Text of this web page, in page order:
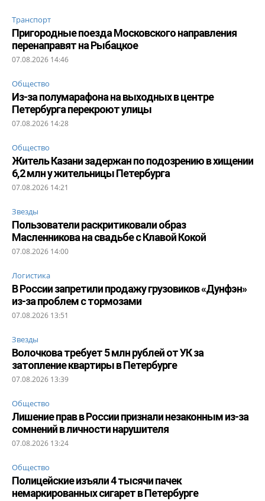
Транспорт
Пригородные поезда Московского направления
перенаправят на Рыбацкое
07.08.2026 14:46
Общество
Из-за полумарафона на выходных в центре
Петербурга перекроют улицы
07.08.2026 14:28
Общество
Житель Казани задержан по подозрению в хищении
6,2 млн у жительницы Петербурга
07.08.2026 14:21
Звезды
Пользователи раскритиковали образ
Масленникова на свадьбе с Клавой Кокой
07.08.2026 14:00
Логистика
В России запретили продажу грузовиков «Дунфэн»
из-за проблем с тормозами
07.08.2026 13:51
Звезды
Волочкова требует 5 млн рублей от УК за
затопление квартиры в Петербурге
07.08.2026 13:39
Общество
Лишение прав в России признали незаконным из-за
сомнений в личности нарушителя
07.08.2026 13:24
Общество
Полицейские изъяли 4 тысячи пачек
немаркированных сигарет в Петербурге